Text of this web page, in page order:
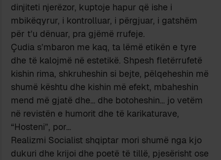
dinjiteti njerëzor, kuptoje hapur që ishe i
mbikëqyrur, i kontrolluar, i përgjuar, i gatshëm
për t’u dënuar, pra gjëmë rrufeje.
Çudia s’mbaron me kaq, ta lëmë etikën e tyre
dhe të kalojmë në estetikë. Shpesh fletërrufetë
kishin rima, shkruheshin si bejte, pëlqeheshin më
shumë kështu dhe kishin më efekt, mbaheshin
mend më gjatë dhe… dhe botoheshin… jo vetëm
në revistën e humorit dhe të karikaturave,
“Hosteni”, por…
Realizmi Socialist shqiptar mori shumë nga kjo
dukuri dhe krijoi dhe poetë të tillë, pjesërisht ose